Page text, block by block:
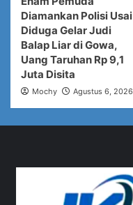
Diamankan Polisi Usai
Diduga Gelar Judi
Balap Liar di Gowa,
Uang Taruhan Rp 9,1
Juta Disita
Mochy Agustus 6, 2026